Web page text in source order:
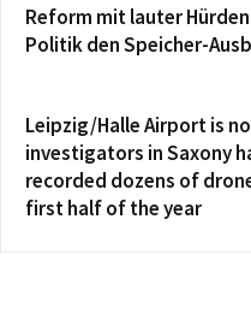
Reform mit lauter
Politik den Speicher-
Leipzig/Halle Airport is
investigators in Saxony
recorded dozens of
first half of the year